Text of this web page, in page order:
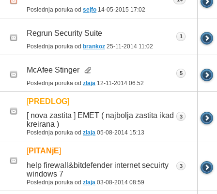
Poslednja poruka od sejfo 14-05-2015 17:02
Regrun Security Suite
Poslednja poruka od brankoz 25-11-2014 11:02
1
McAfee Stinger
Poslednja poruka od zlaja 12-11-2014 06:52
5
[PREDLOG]
[ nova zastita ] EMET ( najbolja zastita ikad
kreirana )
Poslednja poruka od zlaja 05-08-2014 15:13
3
[PITANjE]
help firewall&bitdefender internet secuirty
windows 7
Poslednja poruka od zlaja 03-08-2014 08:59
3